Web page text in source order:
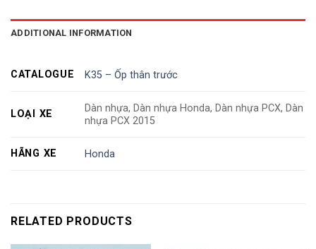
ADDITIONAL INFORMATION
CATALOGUE K35 – Ốp thân trước
LOẠI XE
Dàn nhựa, Dàn nhựa Honda, Dàn nhựa PCX, Dàn
nhựa PCX 2015
HÃNG XE Honda
RELATED PRODUCTS